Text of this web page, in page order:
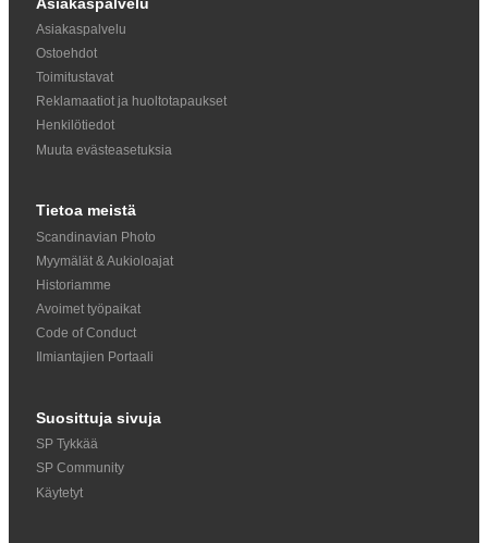
Asiakaspalvelu
Ostoehdot
Toimitustavat
Reklamaatiot ja huoltotapaukset
Henkilötiedot
Muuta evästeasetuksia
Tietoa meistä
Scandinavian Photo
Myymälät & Aukioloajat
Historiamme
Avoimet työpaikat
Code of Conduct
Ilmiantajien Portaali
Suosittuja sivuja
SP Tykkää
SP Community
Käytetyt